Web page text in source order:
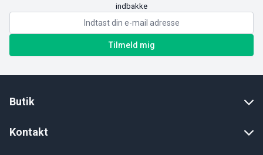
indbakke
Tilmeld mig
Butik
Kontakt